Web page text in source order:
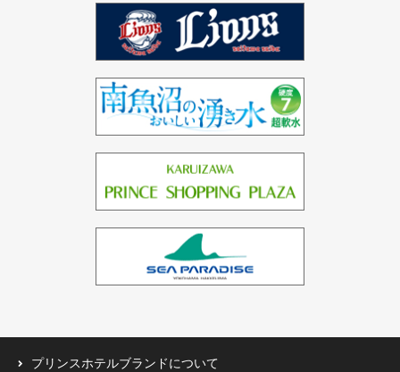
インド（2ホテル）
ドバイ（3ホテル）
バーレーン（1ホテル）
プリンスホテルブランドについて